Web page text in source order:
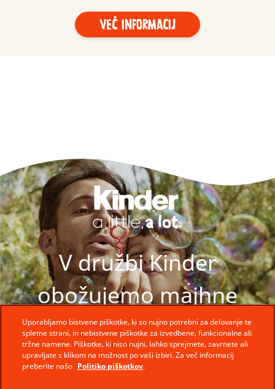
Več informacij
V družbi Kinder
obožujemo majhne
trenutke. Za otroke ti
trenutki nikoli niso
Uporabljamo bistvene piškotke, ki so nujno potrebni za delovanje te
spletne strani, in nebistvene piškotke za izvedbene, funkcionalne ali
tržne namene. Piškotke, ki niso nujni, lahko sprejmete, zavrnete ali
upravljate s klikom na možnost po vaši izbiri. Za več informacij
preberite našo Politiko piškotkov.